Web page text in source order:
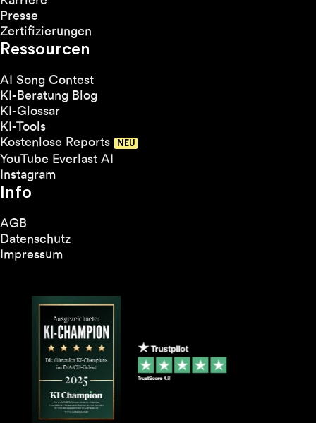
Presse
Zertifizierungen
Ressourcen
AI Song Contest
KI-Beratung Blog
KI-Glossar
KI-Tools
Kostenlose Reports
YouTube Everlast AI
Instagram
Info
AGB
Datenschutz
Impressum